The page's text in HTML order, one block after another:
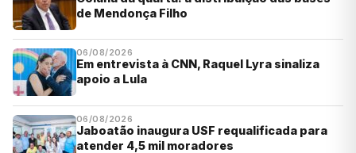
de Mendonça Filho
06/08/2026
Em entrevista à CNN, Raquel Lyra sinaliza
apoio a Lula
06/08/2026
Jaboatão inaugura USF requalificada para
atender 4,5 mil moradores